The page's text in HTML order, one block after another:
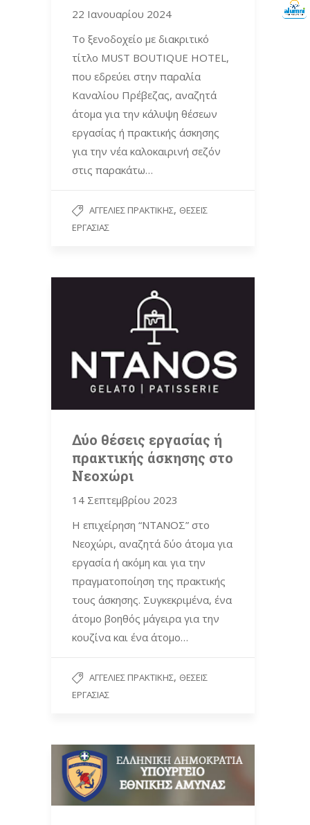
22 Ιανουαρίου 2024
Το ξενοδοχείο με διακριτικό
τίτλο MUST BOUTIQUE HOTEL,
που εδρεύει στην παραλία
Καναλίου Πρέβεζας, αναζητά
άτομα για την κάλυψη θέσεων
εργασίας ή πρακτικής άσκησης
για την νέα καλοκαιρινή σεζόν
στις παρακάτω…
ΑΓΓΕΛΊΕΣ ΠΡΑΚΤΙΚΉΣ, ΘΈΣΕΙΣ
ΕΡΓΑΣΊΑΣ
Δύο θέσεις εργασίας ή
πρακτικής άσκησης στο
Νεοχώρι
14 Σεπτεμβρίου 2023
Η επιχείρηση “ΝΤΑΝΟΣ” στο
Νεοχώρι, αναζητά δύο άτομα για
εργασία ή ακόμη και για την
πραγματοποίηση της πρακτικής
τους άσκησης. Συγκεκριμένα, ένα
άτομο βοηθός μάγειρα για την
κουζίνα και ένα άτομο…
ΑΓΓΕΛΊΕΣ ΠΡΑΚΤΙΚΉΣ, ΘΈΣΕΙΣ
ΕΡΓΑΣΊΑΣ